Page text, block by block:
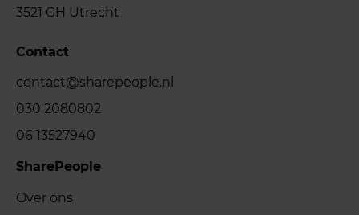
3521 GH Utrecht
Contact
contact@sharepeople.nl
030 2080802
06 13527940
SharePeople
Over ons